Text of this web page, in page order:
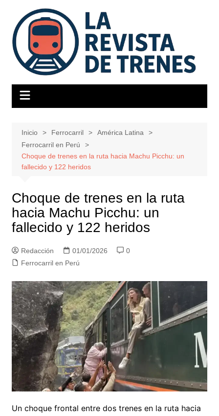
contenido
Inicio Ferrocarril
América Latina
Ferrocarril en Perú
Choque de trenes en la ruta hacia Machu Picchu: un
fallecido y 122 heridos
Choque de trenes en la ruta
hacia Machu Picchu: un
fallecido y 122 heridos
Redacción 01/01/2026
0
Ferrocarril en Perú
Un choque frontal entre dos trenes en la ruta hacia